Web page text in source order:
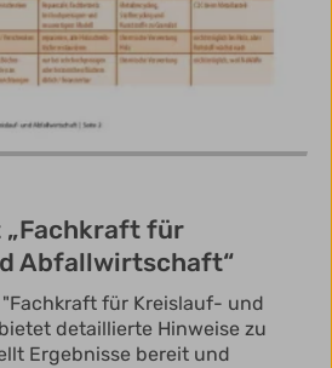
für
Abfallwirtschaft“
für Kreislauf- und
detaillierte Hinweise zu
Ergebnisse bereit und